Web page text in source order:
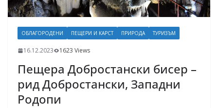
ОБЛАГОРОДЕНИ ПЕЩЕРИ И КАРСТ ПРИРОДА ТУРИЗЪМ
16.12.2023 1623 Views
Пещера Добростански бисер –
рид Добростански, Западни
Родопи